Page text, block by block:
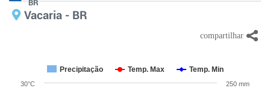
BR
Vacaria - BR
Precipitação Temp. Max Temp. Min
30°C 250 mm